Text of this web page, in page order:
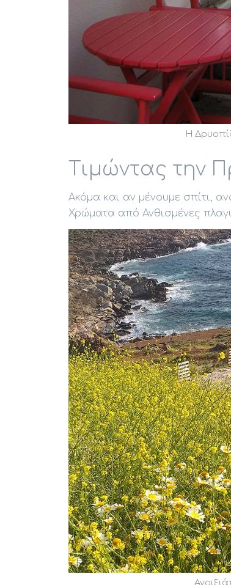
Η
Τιμώντας την
Ακόμα και αν μένουμε σπίτι,
Χρώματα από Ανθισμένες